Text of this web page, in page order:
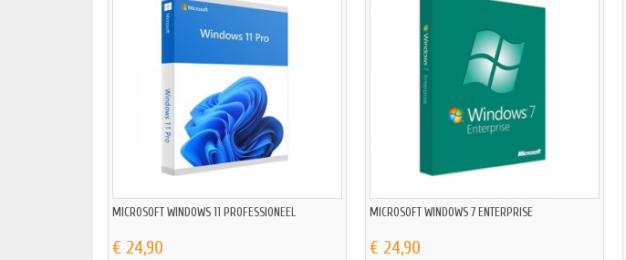
MICROSOFT WINDOWS 11 PROFESSIONEEL
€ 24,90
MICROSOFT WINDOWS 7 ENTERPRISE
€ 24,90